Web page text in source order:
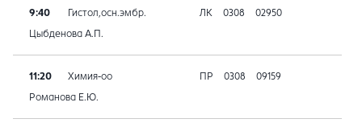
9:40 Гистол,осн.эмбр. ЛК 0308 02950
Цыбденова А.П.
11:20 Химия-оо ПР 0308 09159
Романова Е.Ю.